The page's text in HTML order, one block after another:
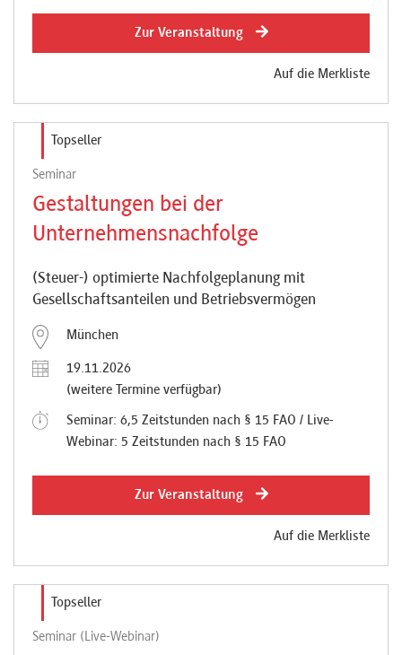
Zur Veranstaltung
Auf die Merkliste
Topseller
Seminar
Gestaltungen bei der
Unternehmensnachfolge
(Steuer-) optimierte Nachfolgeplanung mit
Gesellschaftsanteilen und Betriebsvermögen
München
19.11.2026
(weitere Termine verfügbar)
Seminar: 6,5 Zeitstunden nach § 15 FAO / Live-
Webinar: 5 Zeitstunden nach § 15 FAO
Zur Veranstaltung
Auf die Merkliste
Topseller
Seminar (Live-Webinar)